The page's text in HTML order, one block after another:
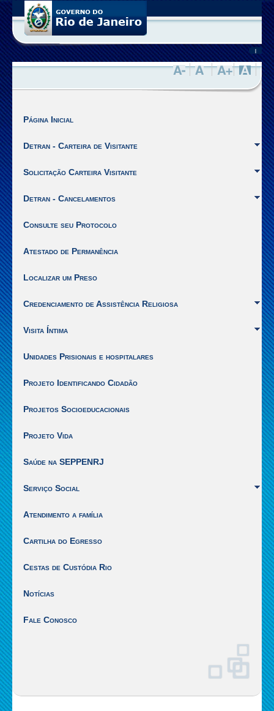
está
no
site
de
Visitantes
SEPPEN
Estado
para
1]
Ir
o
do
[Alt
Página Inicial
Detran - Carteira de Visitante
Solicitação Carteira Visitante
Detran - Cancelamentos
Consulte seu Protocolo
Atestado de Permanência
Localizar um Preso
Credenciamento de Assistência Religiosa
Visita Íntima
Unidades Prisionais e hospitalares
Projeto Identificando Cidadão
Projetos Socioeducacionais
Projeto Vida
Saúde na SEPPENRJ
Serviço Social
Atendimento a família
Cartilha do Egresso
Cestas de Custódia Rio
Notícias
Fale Conosco